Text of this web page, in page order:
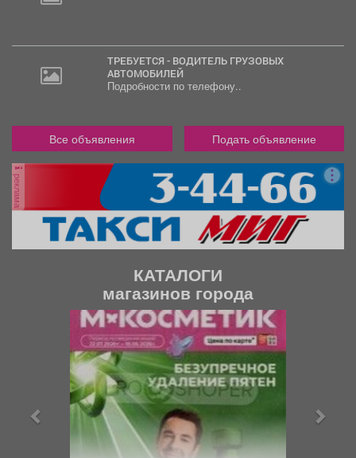
ТРЕБУЕТСЯ - ВОДИТЕЛЬ ГРУЗОВЫХ
АВТОМОБИЛЕЙ
Подробности по телефону..
Все объявления Подать объявление
реклама
КАТАЛОГИ
магазинов города